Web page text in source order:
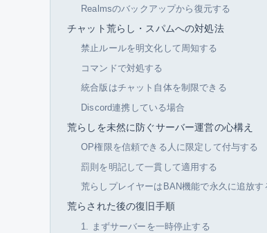
Realmsのバックアップから復元する
チャット荒らし・スパムへの対処法
禁止ルールを明文化して周知する
コマンドで対処する
統合版はチャット自体を制限できる
Discord連携している場合
荒らしを未然に防ぐサーバー運営の心構え
OP権限を信頼できる人に限定して付与する
罰則を明記して一貫して適用する
荒らしプレイヤーはBAN機能で永久に追放す
荒らされた後の復旧手順
1. まずサーバーを一時停止する